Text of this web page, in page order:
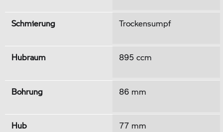
Schmierung Trockensumpf
Hubraum 895 ccm
Bohrung 86 mm
Hub 77 mm